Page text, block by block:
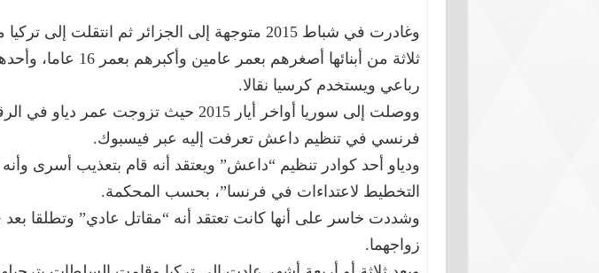
وغادرت في شباط 2015 متوجهة إلى الجزائر ثم انتقلت إلى
ثلاثة من أبنائها أصغرهم بعمر
رباعي ويستخدم كرسيا نقالا.
ووصلت إلى سوريا أواخر أيار 2015 حيث تزوجت عمر
فرنسي في تنظيم داعش تعرفت إليه عبر فيسبوك.
ودياو أحد كوادر تنظيم “داعش” ويعتقد أنه قام بتعذيب أسرى
التخطيط لاعتداءات في فرنسا”، بحسب المحكمة.
وشددت خاسر على أنها كانت تعتقد أنه “مقاتل عادي” وتطلقا
زواجهما.